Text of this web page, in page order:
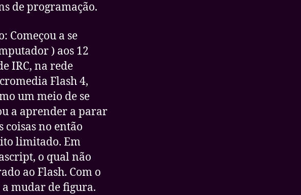
de programação.
Começou a se
) aos 12
IRC, na rede
Flash 4,
um meio de se
a aprender a parar
no então
limitado. Em
o qual não
ao Flash. Com o
a mudar de figura.